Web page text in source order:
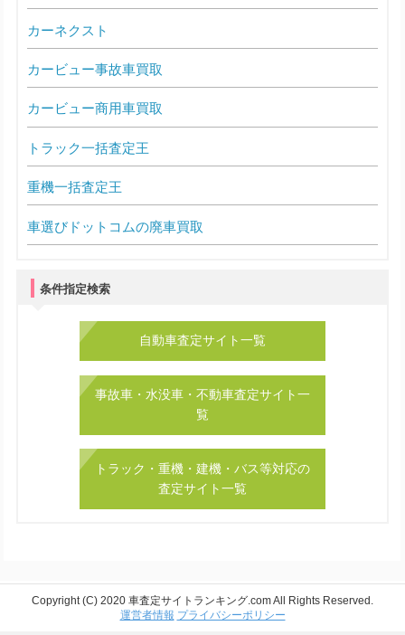
カーネクスト
カービュー事故車買取
カービュー商用車買取
トラック一括査定王
重機一括査定王
車選びドットコムの廃車買取
条件指定検索
自動車査定サイト一覧
事故車・水没車・不動車査定サイト一
覧
トラック・重機・建機・バス等対応の
査定サイト一覧
Copyright (C) 2020 車査定サイトランキング.com All Rights Reserved.
運営者情報 プライバシーポリシー